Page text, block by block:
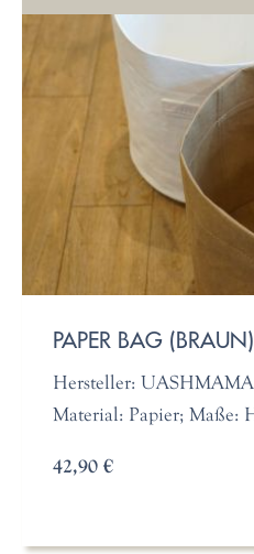
PAPER BAG (BRAUN)
Hersteller:
Material: Papier; Maße:
42,90 €